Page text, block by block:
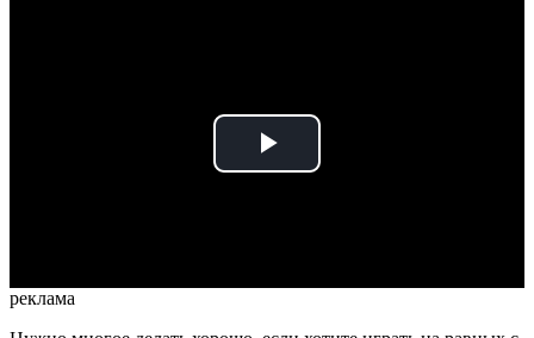
Play
реклама